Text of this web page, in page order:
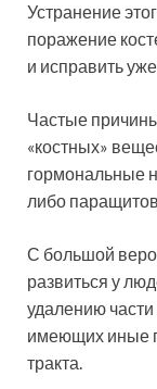
Устранение
поражение
и исправить
Частые
«костных»
гормональные
либо
С большой
развиться у
удалению
имеющих иные
тракта.